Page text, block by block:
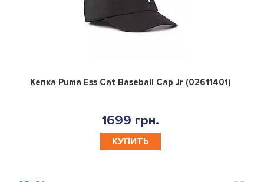
0
Кепка Puma Ess Cat Baseball Cap Jr (02611401)
1699 грн.
КУПИТЬ